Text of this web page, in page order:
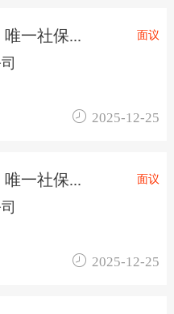
一社保... 面议
 2025-12-25
一社保... 面议
 2025-12-25